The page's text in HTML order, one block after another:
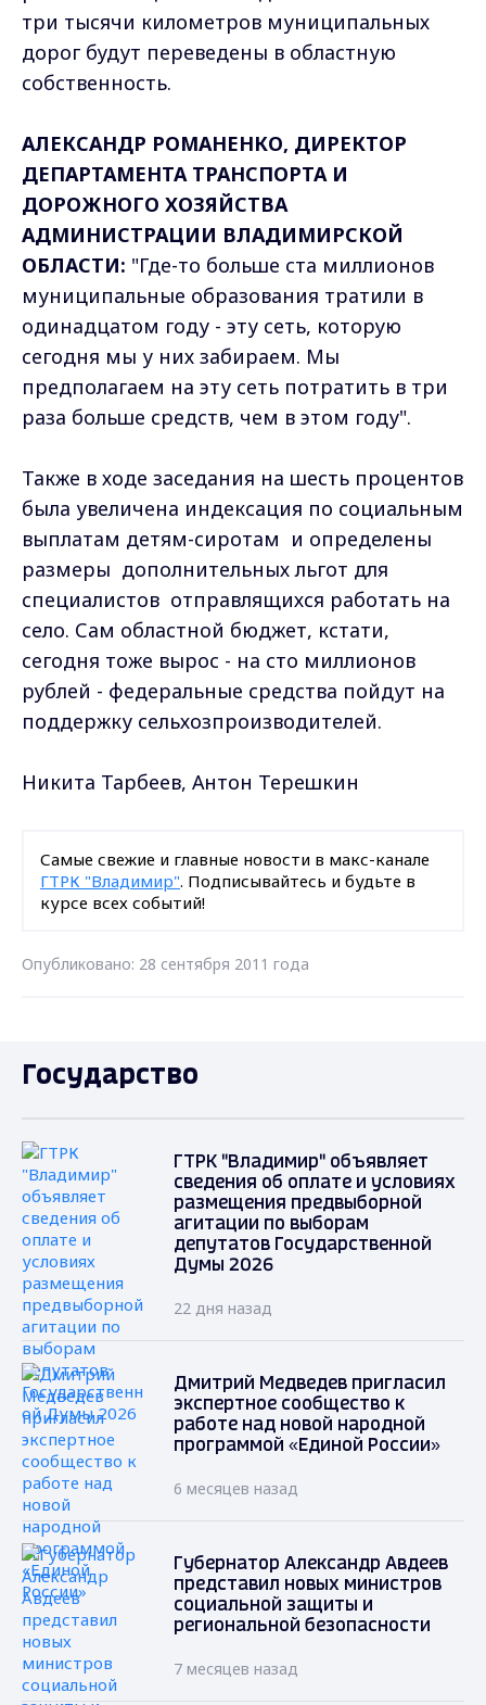
три тысячи километров муниципальных
дорог будут переведены в областную
собственность.
АЛЕКСАНДР РОМАНЕНКО, ДИРЕКТОР
ДЕПАРТАМЕНТА ТРАНСПОРТА И
ДОРОЖНОГО ХОЗЯЙСТВА
АДМИНИСТРАЦИИ ВЛАДИМИРСКОЙ
ОБЛАСТИ: "Где-то больше ста миллионов
муниципальные образования тратили в
одинадцатом году - эту сеть, которую
сегодня мы у них забираем. Мы
предполагаем на эту сеть потратить в три
раза больше средств, чем в этом году".
Также в ходе заседания на шесть процентов
была увеличена индексация по социальным
выплатам детям-сиротам и определены
размеры дополнительных льгот для
специалистов отправлящихся работать на
село. Сам областной бюджет, кстати,
сегодня тоже вырос - на сто миллионов
рублей - федеральные средства пойдут на
поддержку сельхозпроизводителей.
Никита Тарбеев, Антон Терешкин
Самые свежие и главные новости в макс-канале
ГТРК "Владимир". Подписывайтесь и будьте в
курсе всех событий!
Опубликовано: 28 сентября 2011 года
Государство
ГТРК "Владимир" объявляет
сведения об оплате и условиях
размещения предвыборной
агитации по выборам
депутатов Государственной
Думы 2026
22 дня назад
Дмитрий Медведев пригласил
экспертное сообщество к
работе над новой народной
программой «Единой России»
6 месяцев назад
Губернатор Александр Авдеев
представил новых министров
социальной защиты и
региональной безопасности
7 месяцев назад